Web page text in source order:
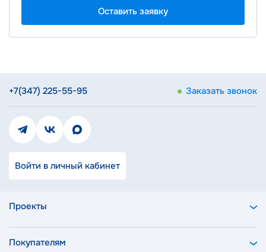
Оставить заявку
Проекты
Покупателям
+7(347) 225-55-95 Заказать звонок
Войти в личный кабинет